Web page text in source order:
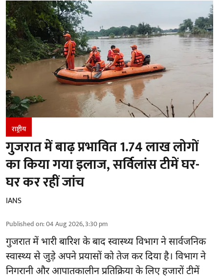
राष्ट्रीय
गुजरात में बाढ़ प्रभावित 1.74 लाख लोगों
का किया गया इलाज, सर्विलांस टीमें घर-
घर कर रहीं जांच
IANS
Published on:04 Aug 2026, 3:30 pm
गुजरातमें भारी बारिश के बाद स्वास्थ्य विभाग ने सार्वजनिक
स्वास्थ्य से जुड़े अपने प्रयासों को तेज कर दिया है। विभाग ने
निगरानी और आपातकालीन प्रतिक्रिया के लिए हजारों टीमें